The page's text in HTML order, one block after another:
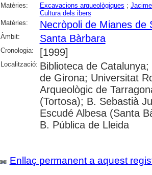
Matèries: Excavacions arqueològiques ;
Cultura dels ibers
Matèries:
Necròpoli de Mianes de
Àmbit: Santa Bàrbara
Cronologia: [1999]
Localització: Biblioteca de
de Girona; Universitat
Arqueològic de
(Tortosa); B. Sebastià
Escudé Albesa (Santa
B. Pública de Lleida
Enllaç permanent a aquest